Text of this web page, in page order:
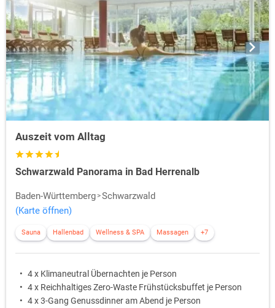
Auszeit vom Alltag
Schwarzwald Panorama in Bad Herrenalb
Baden-Württemberg Schwarzwald
(Karte öffnen)
Sauna Hallenbad Wellness & SPA Massagen +7
4 x Klimaneutral Übernachten je Person
4 x Reichhaltiges Zero-Waste Frühstücksbuffet je Person
4 x 3-Gang Genussdinner am Abend je Person